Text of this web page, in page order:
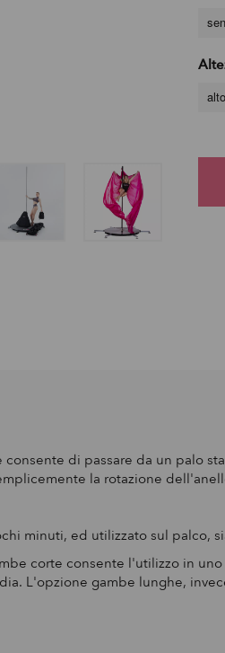
di passare da un palo
la rotazione
minuti, ed utilizzato sul palco,
corte consente l'utilizzo in
L'opzione gambe lunghe,